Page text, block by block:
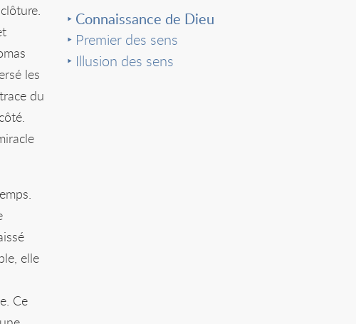
les
du
elle
Ce
Connaissance de Dieu
Premier des sens
Illusion des sens